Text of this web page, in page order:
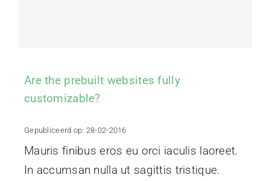
Are the prebuilt websites fully
customizable?
Gepubliceerd op: 28-02-2016
Mauris finibus eros eu orci iaculis laoreet.
In accumsan nulla ut sagittis tristique.